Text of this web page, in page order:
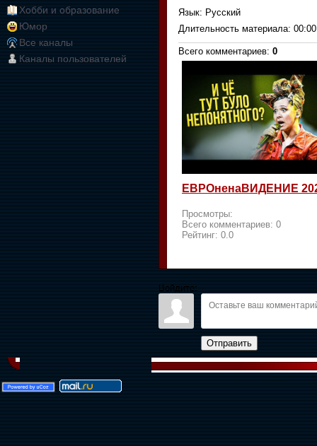
Хобби и образование
Юмор
Все каналы
Каналы пользователей
Язык: Русский
Длительность материала:
Всего комментариев: 0
ЕВРОненаВИДЕНИЕ
Просмотры:
Всего комментариев: 0
Рейтинг: 0.0
Войдите:
Отправить